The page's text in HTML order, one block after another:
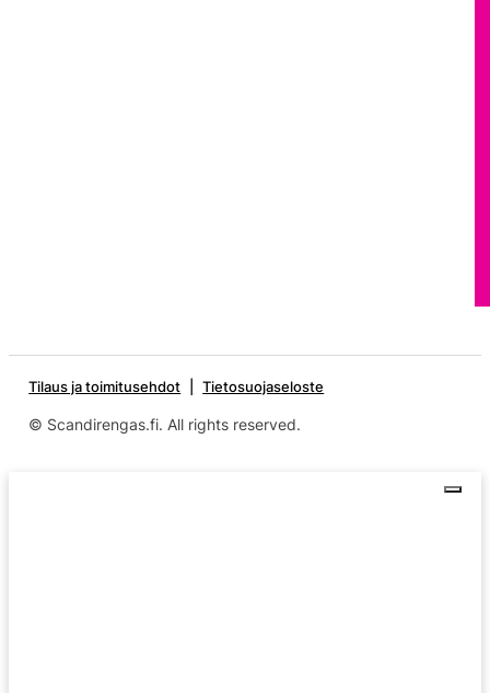
Tilaus ja toimitusehdot Tietosuojaseloste
© Scandirengas.fi. All rights reserved.